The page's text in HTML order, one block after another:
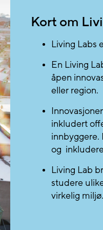
Kort om
Living Labs
En Living
åpen
eller region.
inkludert
innbyggere.
og
Living Lab
studere
virkelig miljø.